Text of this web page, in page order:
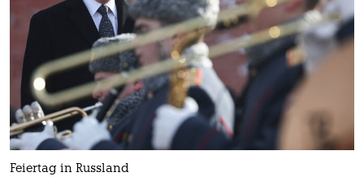
Feiertag in Russland